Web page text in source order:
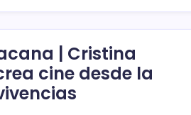
| Cristina
cine desde la